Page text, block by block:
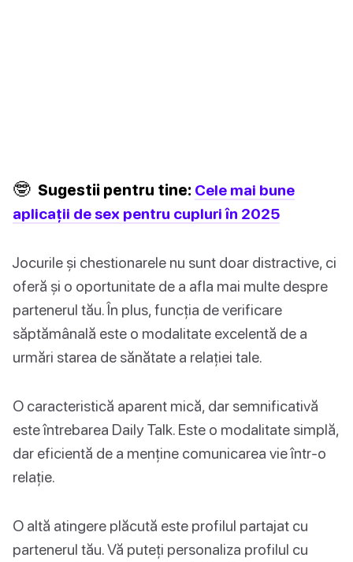
🤓 Sugestii pentru tine: Cele mai bune
aplicații de sex pentru cupluri în 2025
Jocurile și chestionarele nu sunt doar distractive, ci
oferă și o oportunitate de a afla mai multe despre
partenerul tău. În plus, funcția de verificare
săptămânală este o modalitate excelentă de a
urmări starea de sănătate a relației tale.
O caracteristică aparent mică, dar semnificativă
este întrebarea Daily Talk. Este o modalitate simplă,
dar eficientă de a menține comunicarea vie într-o
relație.
O altă atingere plăcută este profilul partajat cu
partenerul tău. Vă puteți personaliza profilul cu